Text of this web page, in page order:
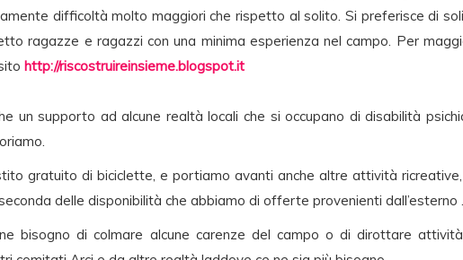
difficoltà molto maggiori che rispetto al solito. Si preferisce di
ragazze e ragazzi con una minima esperienza nel campo. Per
http://riscostruireinsieme.blogspot.it
un supporto ad alcune realtà locali che si occupano di disabilità
gratuito di biciclette, e portiamo avanti anche altre attività
delle disponibilità che abbiamo di offerte provenienti dall’esterno .
bisogno di colmare alcune carenze del campo o di dirottare